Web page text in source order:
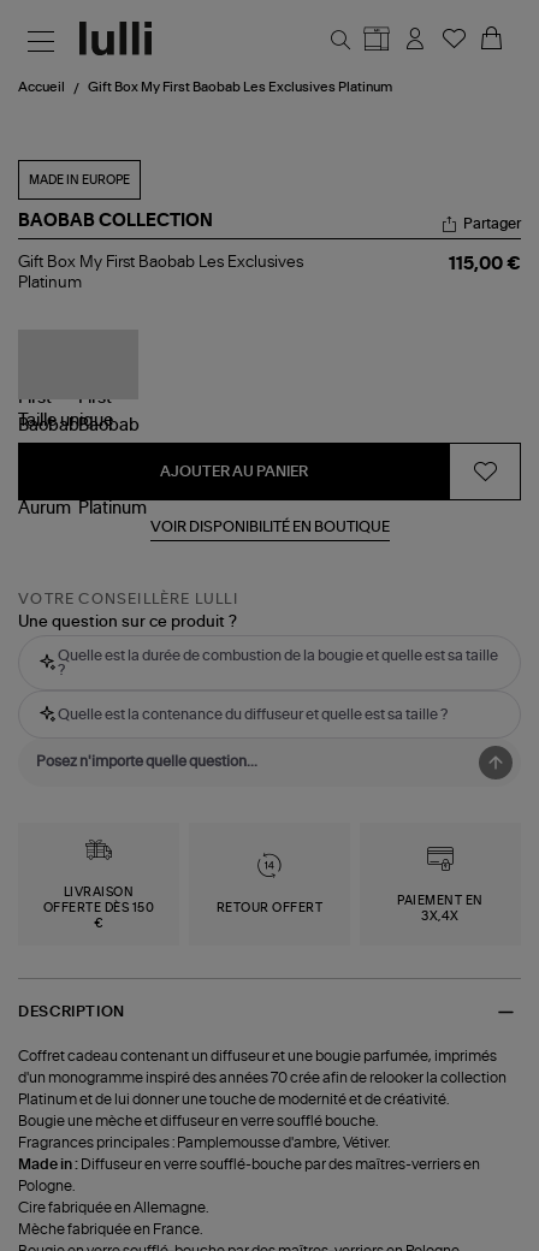
Accueil Gift Box My First Baobab Les Exclusives Platinum
MADE IN EUROPE
BAOBAB COLLECTION
Gift
Box
Partager
Gift Box My First Baobab Les Exclusives
Platinum
115,00 €
Tailleunique
AJOUTER AU PANIER
VOIR DISPONIBILITÉ EN BOUTIQUE
VOTRE CONSEILLÈRE LULLI
Une question sur ce produit ?
Quelle est la durée de combustion de la bougie et quelle est sa taille
?
Quelle est la contenance du diffuseur et quelle est sa taille ?
LIVRAISON
OFFERTE DÈS 150
€
RETOUR OFFERT
PAIEMENT EN
3X,4X
DESCRIPTION
Coffret cadeau contenant un diffuseur et une bougie parfumée, imprimés
d'un monogramme inspiré des années 70 crée afin de relooker la collection
Platinum et de lui donner une touche de modernité et de créativité.
Bougie une mèche et diffuseur en verre soufflé bouche.
Fragrances principales : Pamplemousse d'ambre, Vétiver.
Made in : Diffuseur en verre soufflé-bouche par des maîtres-verriers en
Pologne.
Cire fabriquée en Allemagne.
Mèche fabriquée en France.